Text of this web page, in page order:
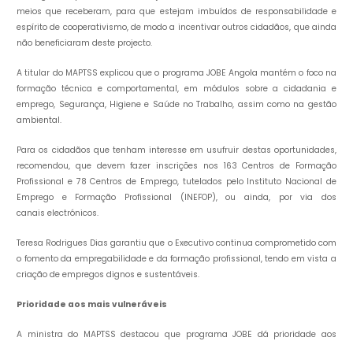
meios que receberam, para que estejam imbuídos de responsabilidade e
espírito de cooperativismo, de modo a incentivar outros cidadãos, que ainda
não beneficiaram deste projecto.
A titular do MAPTSS explicou que o programa JOBE Angola mantém o foco na
formação técnica e comportamental, em módulos sobre a cidadania e
emprego, Segurança, Higiene e Saúde no Trabalho, assim como na gestão
ambiental.
Para os cidadãos que tenham interesse em usufruir destas oportunidades,
recomendou, que devem fazer inscrições nos 163 Centros de Formação
Profissional e 78 Centros de Emprego, tutelados pelo Instituto Nacional de
Emprego e Formação Profissional (INEFOP), ou ainda, por via dos
canais electrónicos.
Teresa Rodrigues Dias garantiu que o Executivo continua comprometido com
o fomento da empregabilidade e da formação profissional, tendo em vista a
criação de empregos dignos e sustentáveis.
Prioridade aos mais vulneráveis
A ministra do MAPTSS destacou que programa JOBE dá prioridade aos